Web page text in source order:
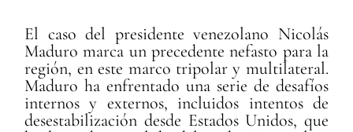
El caso del presidente venezolano Nicolás
Maduro marca un precedente nefasto para la
región, en este marco tripolar y multilateral.
Maduro ha enfrentado una serie de desafíos
internos y externos, incluidos intentos de
desestabilización desde Estados Unidos, que